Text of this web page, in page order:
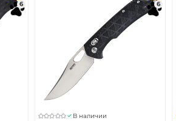
6 6
В наличии